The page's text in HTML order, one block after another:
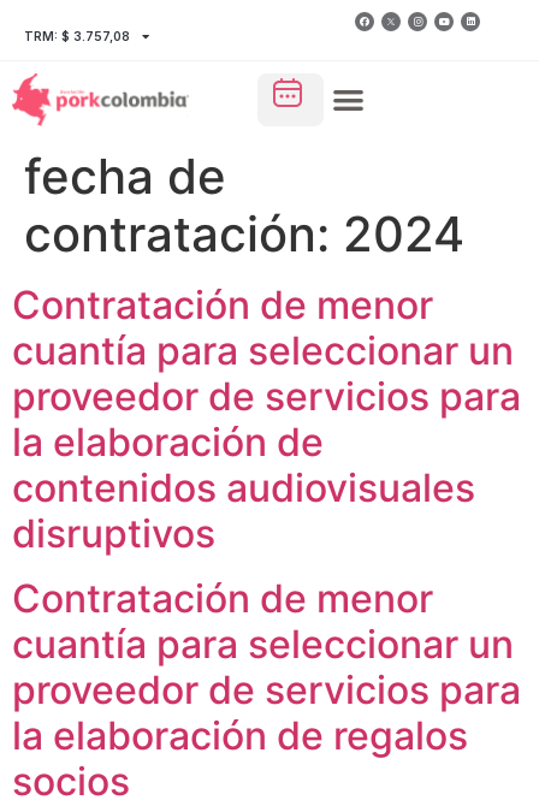
TRM: $ 3.757,08
fecha de
contratación: 2024
Contratación de menor
cuantía para seleccionar un
proveedor de servicios para
la elaboración de
contenidos audiovisuales
disruptivos
Contratación de menor
cuantía para seleccionar un
proveedor de servicios para
la elaboración de regalos
socios